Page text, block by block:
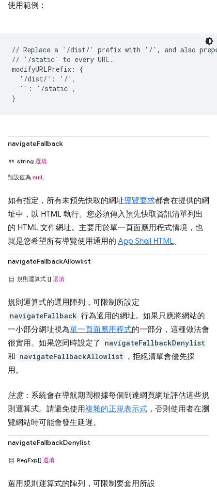
使用範例：
// Replace a '/dist/' prefix with '/', and also
// '/static' to every URL.
modifyURLPrefix: {
  '/dist/': '/',
  '': '/static',
navigateFallback
string 選填
預設值為 null。
如有指定，所有未預先快取的網址導覽要求都會在提供的網
址中，以 HTML 執行。您必須傳入預先快取資訊清單列出
的 HTML 文件網址。主要用於單一頁面應用程式情境，也
就是您希望所有導覽使用通用的 App Shell HTML。
navigateFallbackAllowlist
規則運算式 [] 選填
規則運算式的選用陣列，可限制所設定
navigateFallback 行為適用的網址。如果只應將網站的
一小部分網址視為單一頁面應用程式的一部分，這種做法會
很實用。如果您同時設定了 navigateFallbackDenylist
和 navigateFallbackAllowlist ，拒絕清單會優先採
用。
注意：系統會在導航期間根據每個到達網頁網址評估這些規
則運算式。請避免使用複雜的正規表示式 ，否則使用者在瀏
覽網站時可能會發生延遲。
navigateFallbackDenylist
RegExp[] 選填
選用規則運算式的陣列，可限制要套用所設